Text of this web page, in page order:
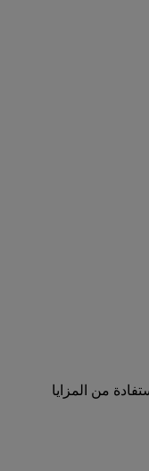
من المزايا